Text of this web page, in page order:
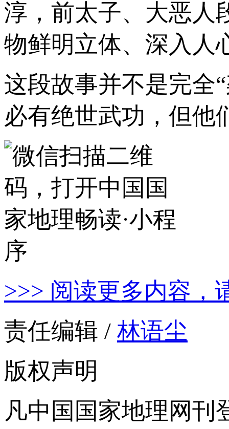
淳，前太子、大恶人
物鲜明立体、深入人
这段故事并不是完全
必有绝世武功，但他
>>> 阅读更多内容，
责任编辑 / 林语尘
版权声明
凡中国国家地理网刊